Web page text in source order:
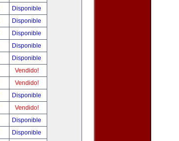
Disponible
Disponible
Disponible
Disponible
Disponible
Vendido!
Vendido!
Disponible
Vendido!
Disponible
Disponible